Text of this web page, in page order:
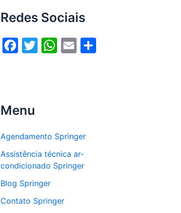
Redes Sociais
F
b
o
k
T
W
p
E
Menu
Agendamento Springer
Assistência técnica ar-
condicionado Springer
Blog Springer
Contato Springer